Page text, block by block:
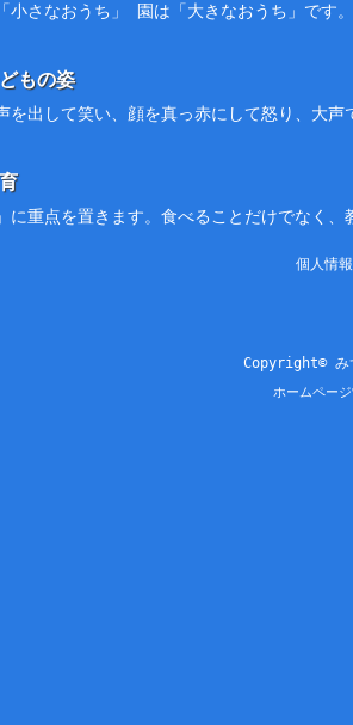
小さなおうち」 園は「大きなおうち」です
もの姿
を出して笑い、顔を真っ赤にして怒り、大
に重点を置きます。食べることだけでなく
個人情
Copyright© み
ホームペー